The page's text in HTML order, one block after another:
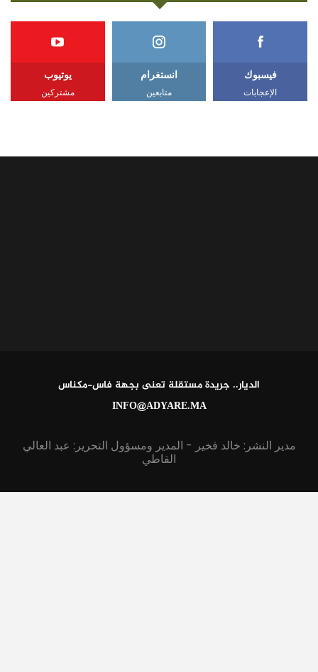
فيسبوك
الإعجابات
انستغرام
متابعين
يوتيوب
مشتركين
الديار.. جريدة مستقلة تعنى بجهة فاس-مكناس
INFO@ADYARE.MA
مدير النشر: خالد فخير - المدير ومسؤول التحرير: عبد العالي
القاطي